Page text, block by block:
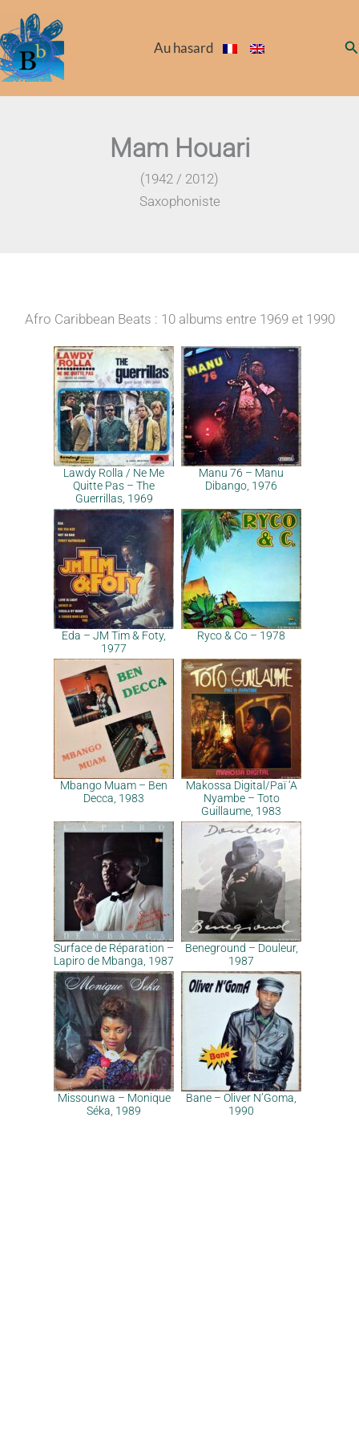
au
contenu
Au hasard
Mam Houari
(1942 / 2012)
Saxophoniste
Afro Caribbean Beats : 10 albums entre 1969 et 1990
Lawdy Rolla / Ne Me
Quitte Pas – The
Guerrillas, 1969
Manu 76 – Manu
Dibango, 1976
Eda – JM Tim & Foty,
1977
Ryco & Co – 1978
Mbango Muam – Ben
Decca, 1983
Makossa Digital/Paï ‘A
Nyambe – Toto
Guillaume, 1983
Surface de Réparation –
Lapiro de Mbanga, 1987
Beneground – Douleur,
1987
Missounwa – Monique
Séka, 1989
Bane – Oliver N’Goma,
1990